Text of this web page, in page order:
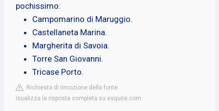
pochissimo:
Campomarino di Maruggio.
Castellaneta Marina.
Margherita di Savoia.
Torre San Giovanni.
Tricase Porto.
Richiesta di rimozione della fonte
isualizza la risposta completa su esquire.com